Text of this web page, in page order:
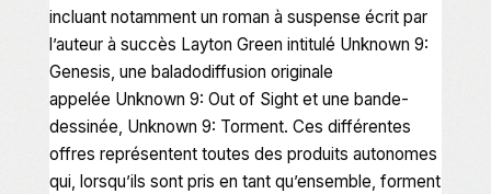
incluant notamment un roman à suspense écrit par
l’auteur à succès Layton Green intitulé Unknown 9:
Genesis, une baladodiffusion originale
appelée Unknown 9: Out of Sightet une bande-
dessinée, Unknown 9: Torment. Ces différentes
offres représentent toutes des produits autonomes
qui, lorsqu’ils sont pris en tant qu’ensemble, forment